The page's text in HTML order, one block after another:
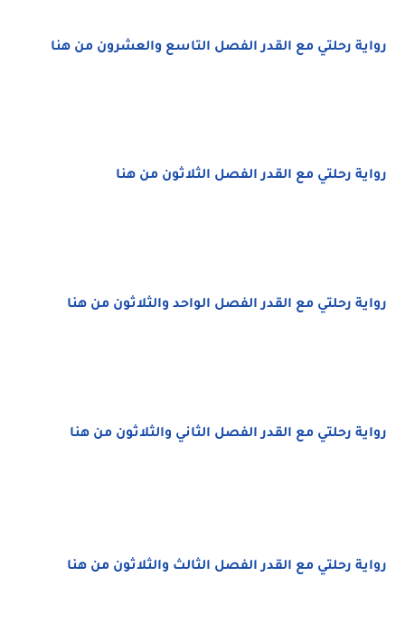
رواية رحلتي مع القدر الفصل التاسع والعشرون من هنا
رواية رحلتي مع القدر الفصل الثلاثون من هنا
رواية رحلتي مع القدر الفصل الواحد والثلاثون من هنا
رواية رحلتي مع القدر الفصل الثاني والثلاثون من هنا
رواية رحلتي مع القدر الفصل الثالث والثلاثون من هنا